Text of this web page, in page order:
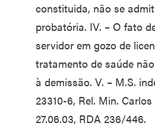
constituida, não se
probatória. IV. – O fato
servidor em gozo de
tratamento de saúde
à demissão. V. – M.S.
23310-6, Rel. Min. Carlos
27.06.03, RDA 236/446.